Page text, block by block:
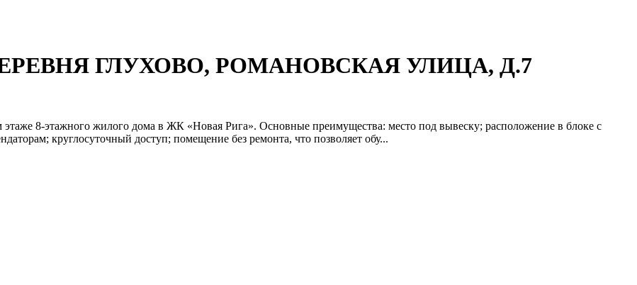
ГЛУХОВО, РОМАНОВСКАЯ УЛИЦА, Д.7
8-этажного жилого дома в ЖК «Новая Рига». Основные преимущества: место под вывеску; расположение в блоке с
круглосуточный доступ; помещение без ремонта, что позволяет обу...